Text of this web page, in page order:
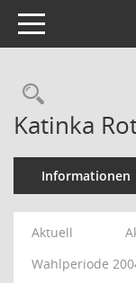
Toggle navigation
Katinka
Informationen
Aktuell
Wahlperiode